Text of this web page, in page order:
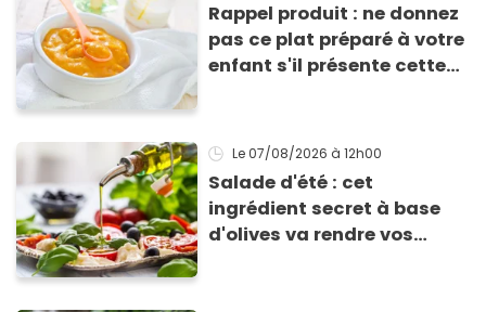
Rappel produit : ne donnez
pas ce plat préparé à votre
enfant s'il présente cette
Le 07/08/2026 à 12h00
Salade d'été : cet
ingrédient secret à base
d'olives va rendre vos